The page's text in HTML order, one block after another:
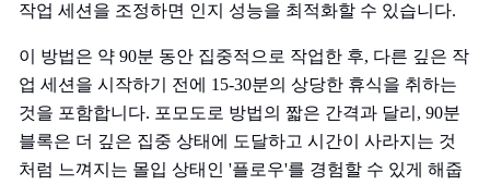
작업 세션을 조정하면 인지 성능을 최적화할 수 있습니다.
이 방법은 약 90분 동안 집중적으로 작업한 후, 다른 깊은 작
업 세션을 시작하기 전에 15-30분의 상당한 휴식을 취하는
것을 포함합니다. 포모도로 방법의 짧은 간격과 달리, 90분
블록은 더 깊은 집중 상태에 도달하고 시간이 사라지는 것
처럼 느껴지는 몰입 상태인 '플로우'를 경험할 수 있게 해줍